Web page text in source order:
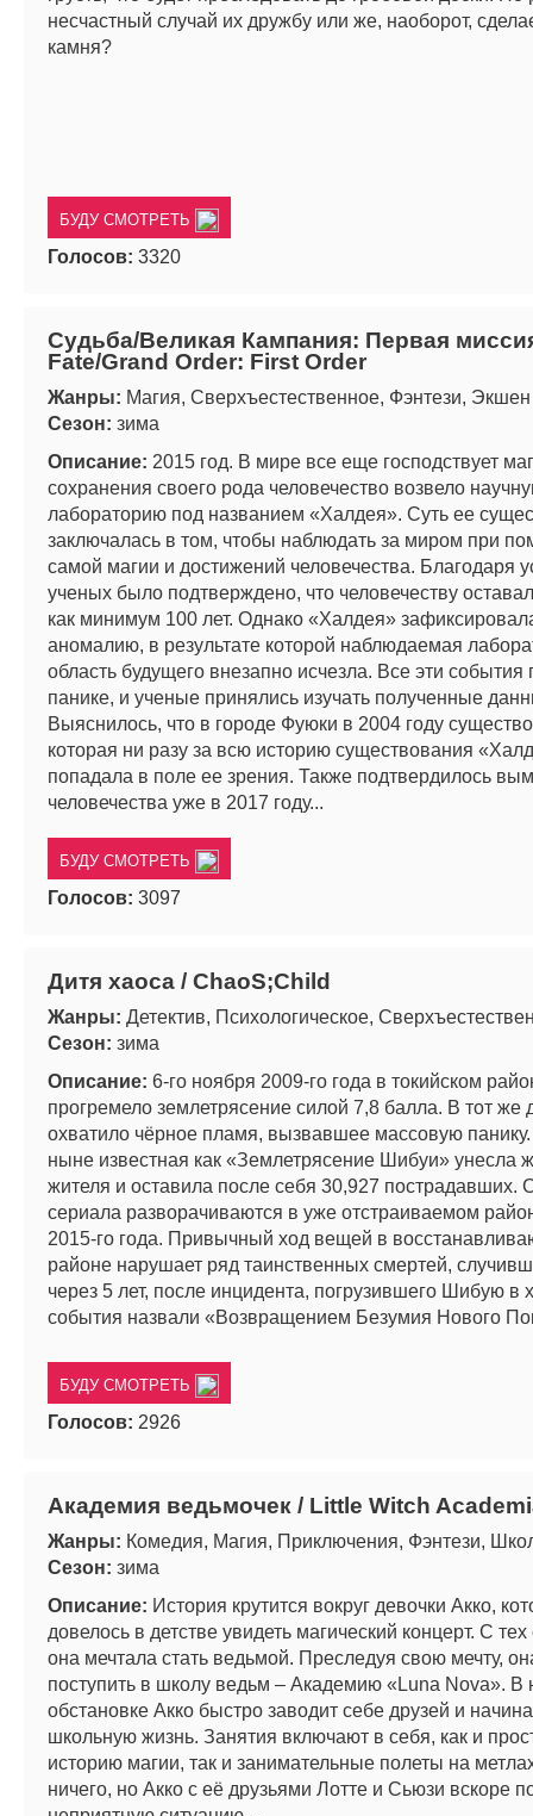
несчастный случай их дружбу или же, наоборот,
камня?
БУДУ СМОТРЕТЬ
Голосов: 3320
Судьба/Великая Кампания: Первая
Fate/Grand Order: First Order
Жанры: Магия, Сверхъестественное, Фэнтези, Экшен
Сезон: зима
Описание: 2015 год. В мире все еще господствует
сохранения своего рода человечество возвело
лабораторию под названием «Халдея». Суть ее
заключалась в том, чтобы наблюдать за миром при
самой магии и достижений человечества. Благодаря
ученых было подтверждено, что человечеству
как минимум 100 лет. Однако «Халдея»
аномалию, в результате которой наблюдаемая
область будущего внезапно исчезла. Все эти события
панике, и ученые принялись изучать полученные
Выяснилось, что в городе Фуюки в 2004 году
которая ни разу за всю историю существования
попадала в поле ее зрения. Также подтвердилось
человечества уже в 2017 году...
БУДУ СМОТРЕТЬ
Голосов: 3097
Дитя хаоса / ChaoS;Child
Жанры: Детектив, Психологическое,
Сезон: зима
Описание: 6-го ноября 2009-го года в токийском
прогремело землетрясение силой 7,8 балла. В тот же
охватило чёрное пламя, вызвавшее массовую
ныне известная как «Землетрясение Шибуи» унесла
жителя и оставила после себя 30,927 пострадавших.
сериала разворачиваются в уже отстраиваемом
2015-го года. Привычный ход вещей в
районе нарушает ряд таинственных смертей,
через 5 лет, после инцидента, погрузившего Шибую в
события назвали «Возвращением Безумия Нового
БУДУ СМОТРЕТЬ
Голосов: 2926
Академия ведьмочек / Little Witch
Жанры: Комедия, Магия, Приключения, Фэнтези,
Сезон: зима
Описание: История крутится вокруг девочки Акко,
довелось в детстве увидеть магический концерт. С
она мечтала стать ведьмой. Преследуя свою мечту,
поступить в школу ведьм – Академию «Luna Nova». В
обстановке Акко быстро заводит себе друзей и
школьную жизнь. Занятия включают в себя, как и
историю магии, так и занимательные полеты на
ничего, но Акко с её друзьями Лотте и Сьюзи вскоре